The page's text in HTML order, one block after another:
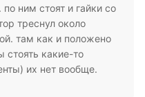
ним стоят и гайки со
треснул около
там как и положено
какие-то
их нет вообще.